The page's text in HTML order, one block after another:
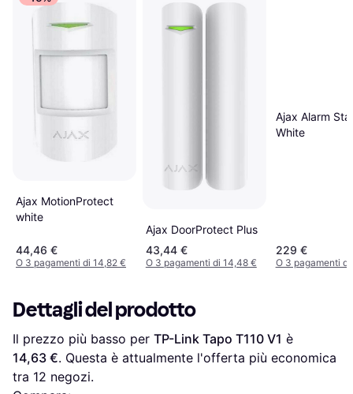
Ajax MotionProtect
white
44,46 €
O 3 pagamenti di 14,82 €
Ajax DoorProtect Plus
43,44 €
O 3 pagamenti di 14,48 €
Ajax Alarm
White
229 €
O 3 pagamenti
Dettagli del prodotto
Il prezzo più basso per TP-Link Tapo T110 V1
14,63 €. Questa è attualmente l'offerta più economica
tra 12 negozi.